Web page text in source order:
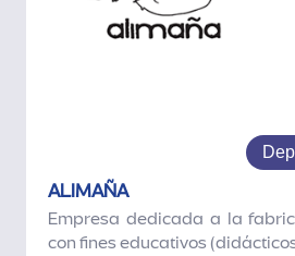
ALIMAÑA
Empresa dedicada a la
con fines educativos